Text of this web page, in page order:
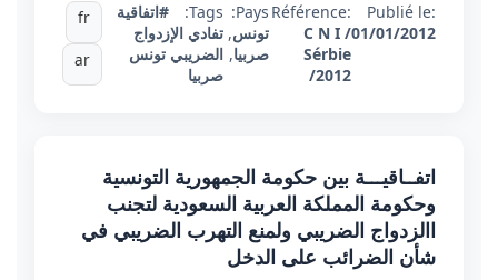
Publié le:
01/01/2012
Référence:
C N I /
Sérbie
/2012
Pays:
تونس,
صربيا,
Tags:
#اتفاقية
تفادي الإزدواج
الضريبي تونس
صربيا
fr
ar
اتفــاقيـــة بين حكومة الجمهورية التونسية
وحكومة المملكة العربية السعودية لتجنب
االزدواج الضريبي ولمنع التهرب الضريبي في
شأن الضرائب على الدخل